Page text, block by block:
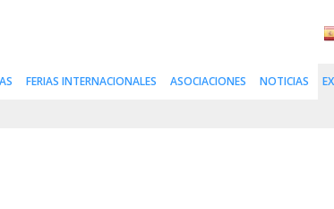
FERIAS INTERNACIONALES ASOCIACIONES NOTICIAS